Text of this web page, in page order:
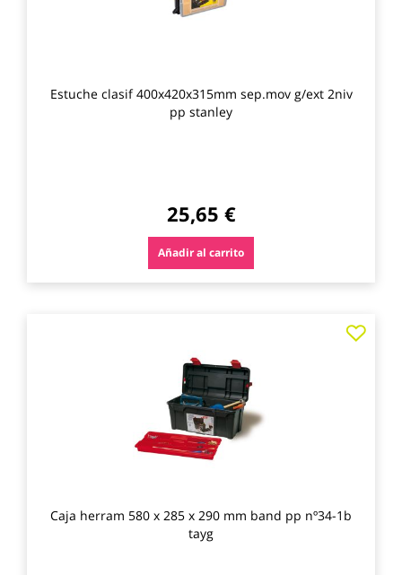
Estuche clasif 400x420x315mm sep.mov g/ext 2niv
pp stanley
25,65 €
Añadir al carrito
Caja herram 580 x 285 x 290 mm band pp nº34-1b
tayg